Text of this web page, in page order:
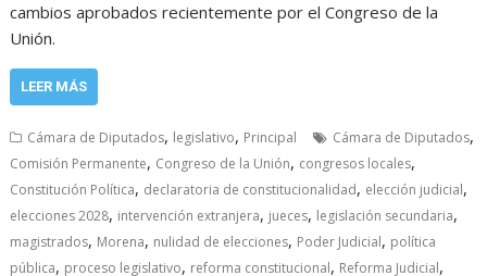
cambios aprobados recientemente por el Congreso de la
Unión.
LEER MÁS
Cámara de Diputados, legislativo, Principal Cámara de Diputados,
Comisión Permanente, Congreso de la Unión, congresos locales,
Constitución Política, declaratoria de constitucionalidad, elección judicial,
elecciones 2028, intervención extranjera, jueces, legislación secundaria,
magistrados, Morena, nulidad de elecciones, Poder Judicial, política
pública, proceso legislativo, reforma constitucional, Reforma Judicial,